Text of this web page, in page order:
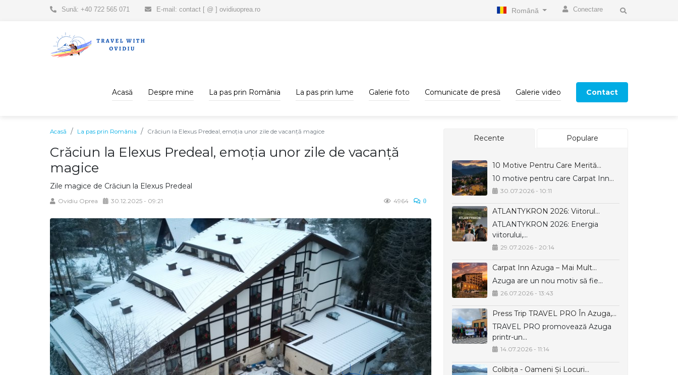
Sună: +40 722 565 071 E-mail: contact [ @ ] ovidiuoprea.ro Română Conectare
Acasă Despre mine La pas prin România La pas prin lume Galerie foto Comunicate de presă Galerie video Contact
Acasă La pas prin România Crăciun la Elexus Predeal, emoția unor zile de vacanță magice
Crăciun la Elexus Predeal, emoția unor zile de vacanță
magice
Zile magice de Crăciun la Elexus Predeal
Ovidiu Oprea 30.12.2025 - 09:21 4964 0
Recente Populare
10 Motive Pentru Care Merită…
10 motive pentru care Carpat Inn…
30.07.2026 - 10:11
ATLANTYKRON 2026: Viitorul…
ATLANTYKRON 2026: Energia
viitorului,…
29.07.2026 - 20:14
Carpat Inn Azuga – Mai Mult…
Azuga are un nou motiv să fie…
26.07.2026 - 13:43
Press Trip TRAVEL PRO În Azuga,…
TRAVEL PRO promovează Azuga
printr-un…
14.07.2026 - 11:14
Colibița - Oameni Și Locuri…